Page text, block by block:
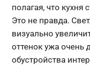
полагая, что кухня
Это не правда.
визуально
оттенок ужа очень
обустройства